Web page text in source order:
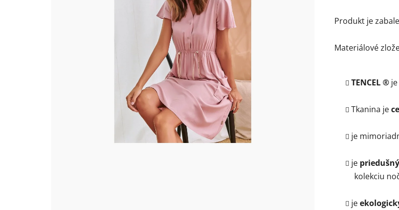
Produkt je
Materiálové
TENCEL ®
Tkanina je
je
je priedušný
kolekciu
je